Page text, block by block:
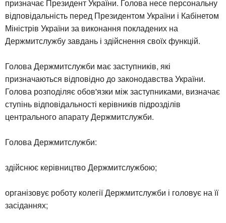
призначає Президент України. Голова несе персональну
відповідальність перед Президентом України і Кабінетом
Міністрів України за виконання покладених на
Держмитслужбу завдань і здійснення своїх функцій.
Голова Держмитслужби має заступників, які
призначаються відповідно до законодавства України.
Голова розподіляє обов'язки між заступниками, визначає
ступінь відповідальності керівників підрозділів
центрального апарату Держмитслужби.
Голова Держмитслужби:
здійснює керівництво Держмитслужбою;
організовує роботу колегії Держмитслужби і головує на її
засіданнях;